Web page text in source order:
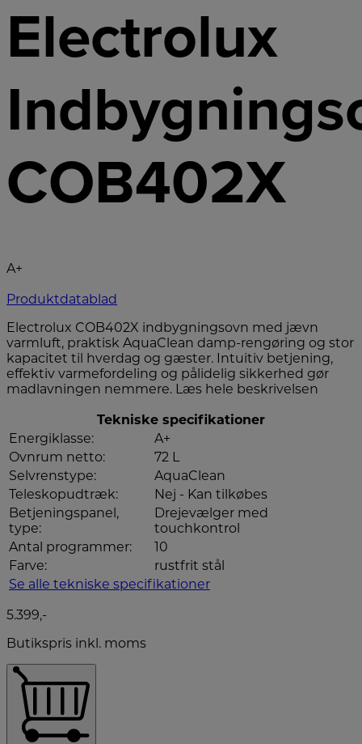
Electrolux
COB402X
A+
Produktdatablad
Electrolux COB402X indbygningsovn med jævn
varmluft, praktisk AquaClean damp-rengøring og stor
kapacitet til hverdag og gæster. Intuitiv betjening,
effektiv varmefordeling og pålidelig sikkerhed gør
madlavningen nemmere. Læs hele beskrivelsen
Tekniske specifikationer
Energiklasse:
A+
Ovnrum netto:
72 L
Selvrenstype:
AquaClean
Teleskopudtræk:
Nej - Kan tilkøbes
Betjeningspanel,
type:
Drejevælger med
touchkontrol
Antal programmer:
10
Farve:
rustfrit stål
Se alle tekniske specifikationer
5.399,-
Butikspris inkl. moms